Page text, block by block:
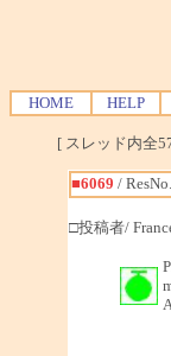
HOME HELP
[ スレッド内全
■6069 /
□投稿者/